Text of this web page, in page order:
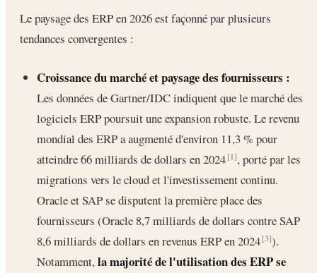
Le paysage des ERP en 2026 est façonné par plusieurs
tendances convergentes :
Croissance du marché et paysage des fournisseurs :
Les données de Gartner/IDC indiquent que le marché des
logiciels ERP poursuit une expansion robuste. Le revenu
mondial des ERP a augmenté d'environ 11,3 % pour
atteindre 66 milliards de dollars en 2024[1], porté par les
migrations vers le cloud et l'investissement continu.
Oracle et SAP se disputent la première place des
fournisseurs (Oracle 8,7 milliards de dollars contre SAP
8,6 milliards de dollars en revenus ERP en 2024[3]).
Notamment,la majorité de l'utilisation des ERP se